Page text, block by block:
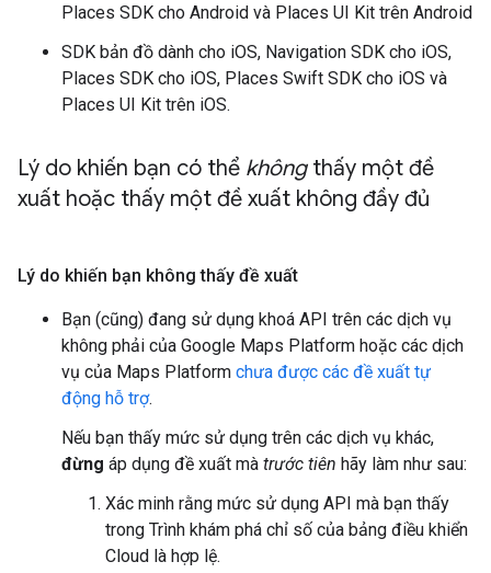
Places SDK cho Android và Places UI Kit trên Android
SDK bản đồ dành cho iOS, Navigation SDK cho iOS,
Places SDK cho iOS, Places Swift SDK cho iOS và
Places UI Kit trên iOS.
Lý do khiến bạn có thể khôngthấy một đề
xuất hoặc thấy một đề xuất không đầy đủ
Lý do khiến bạn không thấy đề xuất
Bạn (cũng) đang sử dụng khoá API trên các dịch vụ
không phải của Google Maps Platform hoặc các dịch
vụ của Maps Platform chưa được các đề xuất tự
động hỗ trợ.
Nếu bạn thấy mức sử dụng trên các dịch vụ khác,
đừng áp dụng đề xuất mà trước tiên hãy làm như sau:
Xác minh rằng mức sử dụng API mà bạn thấy
trong Trình khám phá chỉ số của bảng điều khiển
Cloud là hợp lệ.